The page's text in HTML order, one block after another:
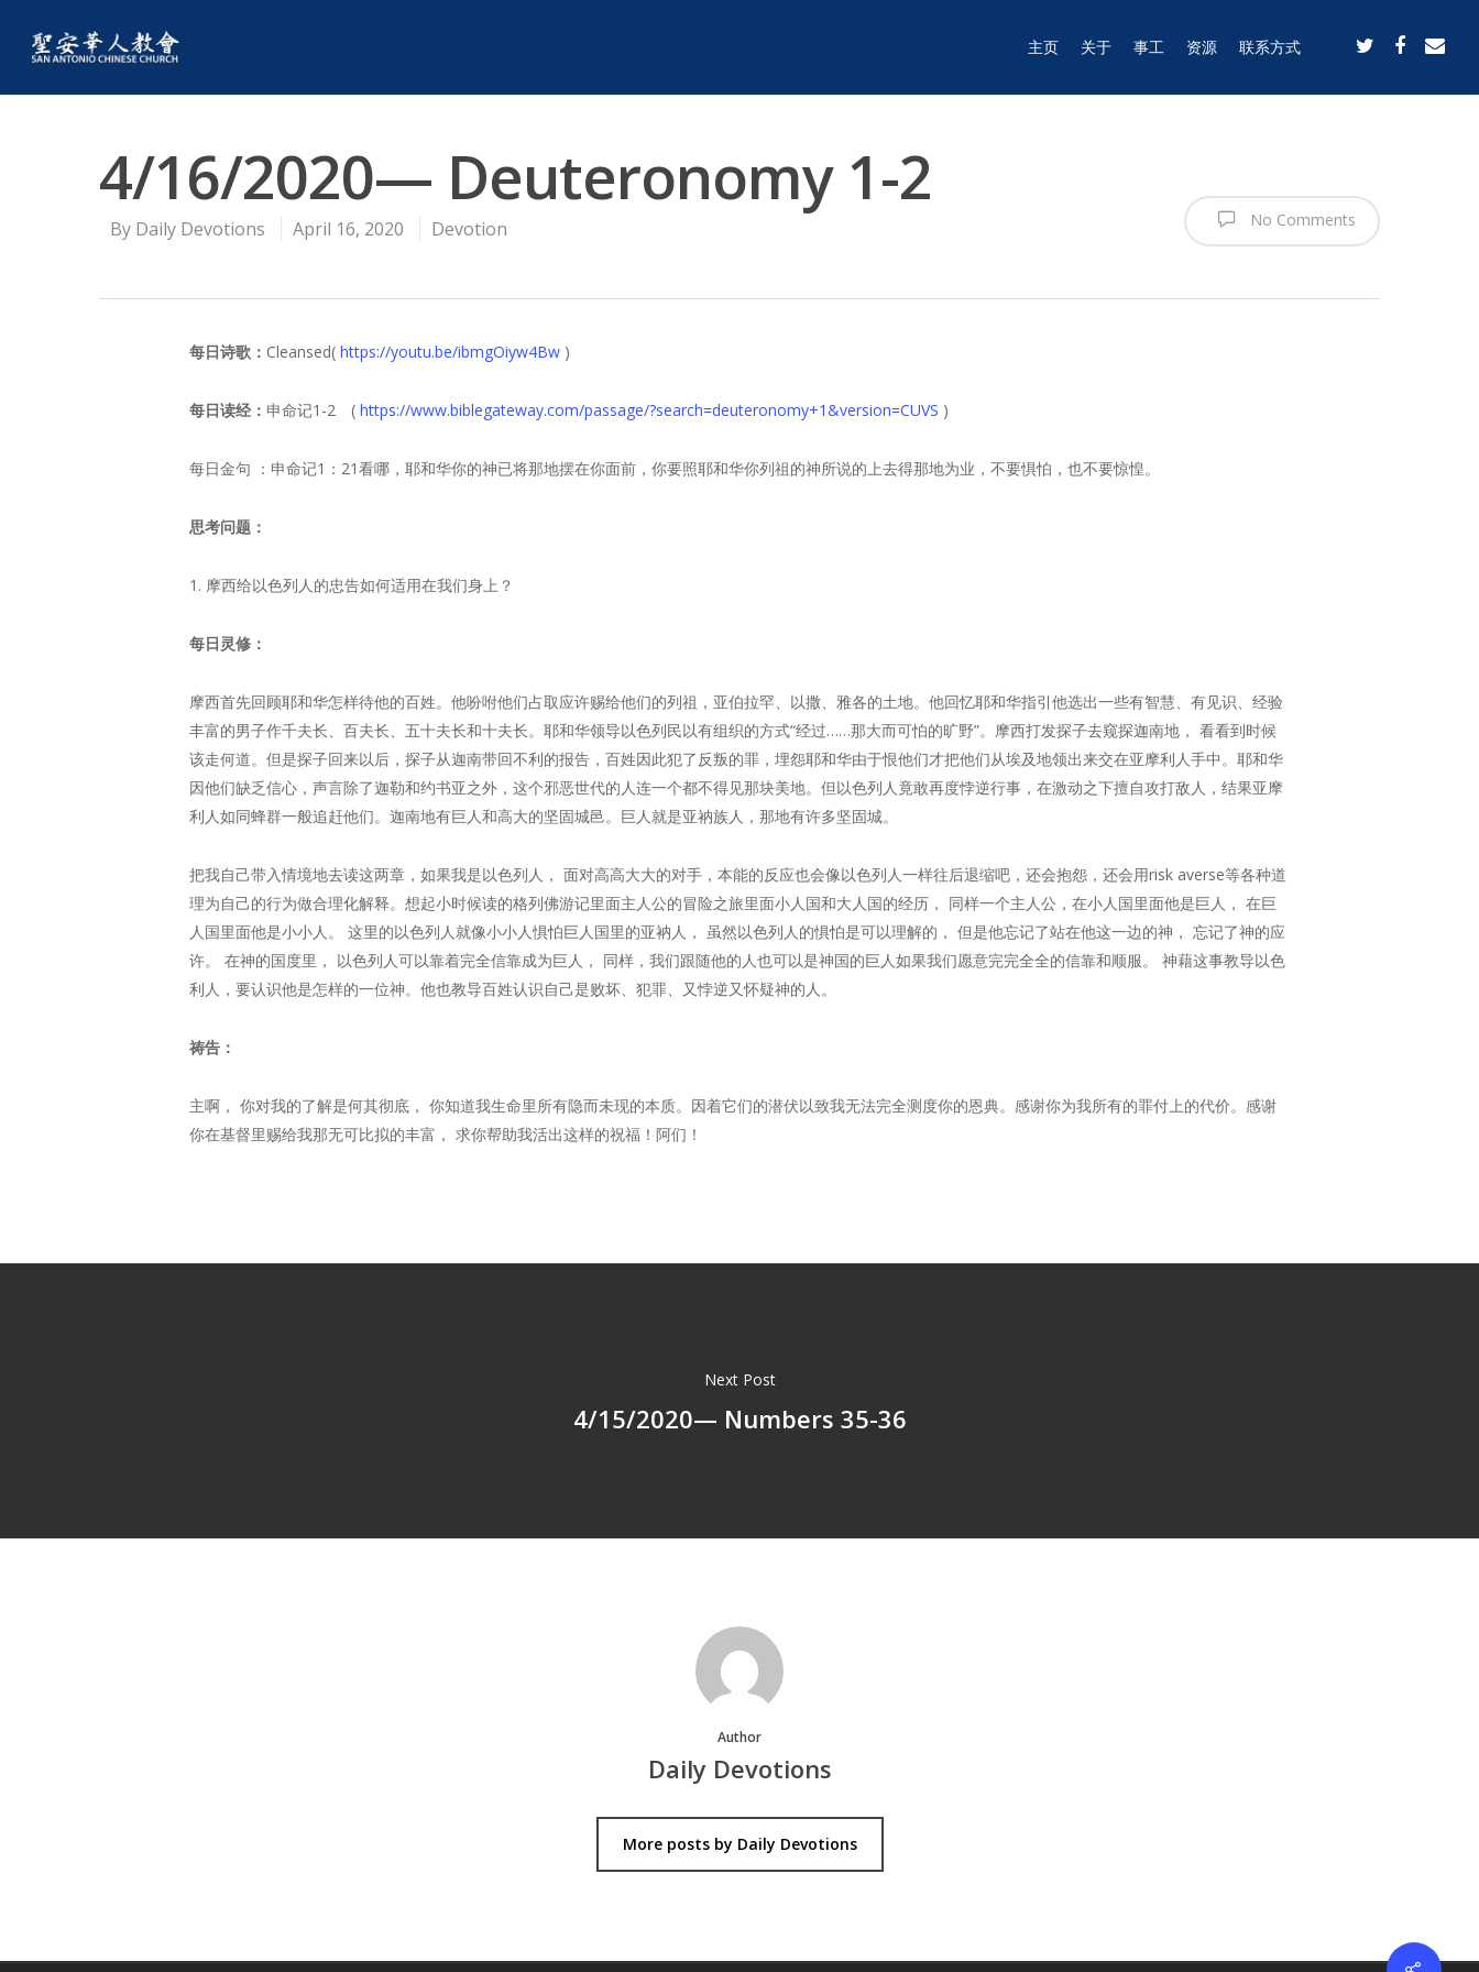
主页 关于 事工 资源 联系方式
4/16/2020— Deuteronomy 1-2
By Daily Devotions April 16, 2020 Devotion No Comments
每日诗歌： Cleansed( https://youtu.be/ibmgOiyw4Bw )
每日读经： 申命记1-2 ( https://www.biblegateway.com/passage/?search=deuteronomy+1&version=CUVS )
每日金句 ：申命记1：21看哪，耶和华你的神已将那地摆在你面前，你要照耶和华你列祖的神所说的上去得那地为业，不要惧怕，也不要惊惶。
思考问题：
1. 摩西给以色列人的忠告如何适用在我们身上？
每日灵修：
摩西首先回顾耶和华怎样待他的百姓。他吩咐他们占取应许赐给他们的列祖，亚伯拉罕、以撒、雅各的土地。他回忆耶和华指引他选出一些有智慧、有见识、经验
丰富的男子作千夫长、百夫长、五十夫长和十夫长。耶和华领导以色列民以有组织的方式“经过……那大而可怕的旷野”。摩西打发探子去窥探迦南地， 看看到时候
该走何道。但是探子回来以后，探子从迦南带回不利的报告，百姓因此犯了反叛的罪，埋怨耶和华由于恨他们才把他们从埃及地领出来交在亚摩利人手中。耶和华
因他们缺乏信心，声言除了迦勒和约书亚之外，这个邪恶世代的人连一个都不得见那块美地。但以色列人竟敢再度悖逆行事，在激动之下擅自攻打敌人，结果亚摩
利人如同蜂群一般追赶他们。迦南地有巨人和高大的坚固城邑。巨人就是亚衲族人，那地有许多坚固城。
把我自己带入情境地去读这两章，如果我是以色列人， 面对高高大大的对手，本能的反应也会像以色列人一样往后退缩吧，还会抱怨，还会用risk averse等各种道
理为自己的行为做合理化解释。想起小时候读的格列佛游记里面主人公的冒险之旅里面小人国和大人国的经历， 同样一个主人公，在小人国里面他是巨人， 在巨
人国里面他是小小人。 这里的以色列人就像小小人惧怕巨人国里的亚衲人， 虽然以色列人的惧怕是可以理解的， 但是他忘记了站在他这一边的神， 忘记了神的应
许。 在神的国度里， 以色列人可以靠着完全信靠成为巨人， 同样，我们跟随他的人也可以是神国的巨人如果我们愿意完完全全的信靠和顺服。 神藉这事教导以色
利人，要认识他是怎样的一位神。他也教导百姓认识自己是败坏、犯罪、又悖逆又怀疑神的人。
祷告：
主啊， 你对我的了解是何其彻底， 你知道我生命里所有隐而未现的本质。因着它们的潜伏以致我无法完全测度你的恩典。感谢你为我所有的罪付上的代价。感谢
你在基督里赐给我那无可比拟的丰富， 求你帮助我活出这样的祝福！阿们！
Next Post
4/15/2020— Numbers 35-36
Author
Daily Devotions
More posts by Daily Devotions